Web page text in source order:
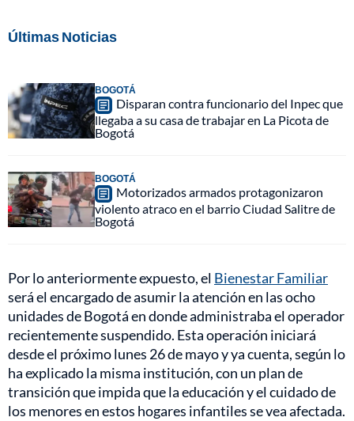
Últimas Noticias
BOGOTÁ
Disparan contra funcionario del Inpec que
llegaba a su casa de trabajar en La Picota de
Bogotá
BOGOTÁ
Motorizados armados protagonizaron
violento atraco en el barrio Ciudad Salitre de
Bogotá
Por lo anteriormente expuesto, el Bienestar Familiar
será el encargado de asumir la atención en las ocho
unidades de Bogotá en donde administraba el operador
recientemente suspendido. Esta operación iniciará
desde el próximo lunes 26 de mayo y ya cuenta, según lo
ha explicado la misma institución, con un plan de
transición que impida que la educación y el cuidado de
los menores en estos hogares infantiles se vea afectada.